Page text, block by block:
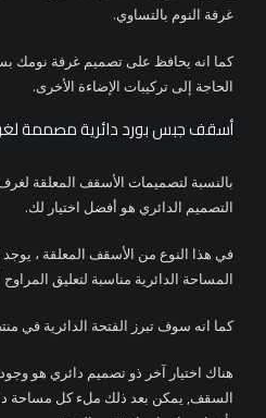
غرفة النوم بالتساوي.
كما انه يحافظ على تصميم غرفة نومك
الحاجة إلى تركيبات الإضاءة الأخرى.
أسقف جبس بورد دائرية مصممة
بالنسبة لتصميمات الأسقف المعلقة
التصميم الدائري هو أفضل اختيار لك.
في هذا النوع من الأسقف المعلقة ، يوجد
المساحة الدائرية مناسبة لتعليق المراوح
كما انه سوف تبرز الفتحة الدائرية في
هناك اختيار آخر ذو تصميم دائري هو
السقف, يمكن بعد ذلك ملء كل مساحة